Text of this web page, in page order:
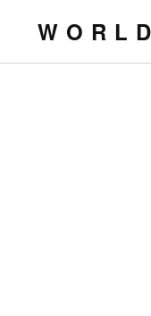
W O R L D